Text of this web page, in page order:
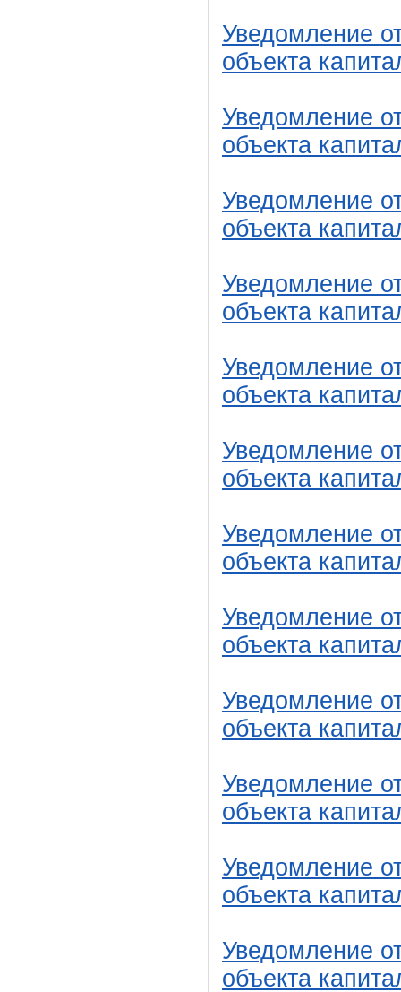
Уведомление
объекта
Уведомление
объекта
Уведомление
объекта
Уведомление
объекта
Уведомление
объекта
Уведомление
объекта
Уведомление
объекта
Уведомление
объекта
Уведомление
объекта
Уведомление
объекта
Уведомление
объекта
Уведомление
объекта